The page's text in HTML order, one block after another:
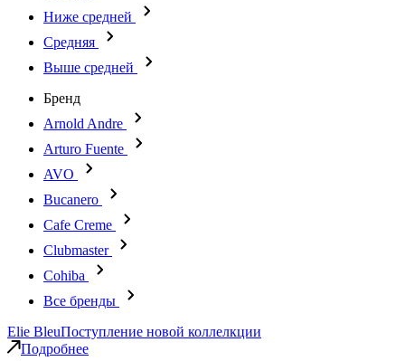
Ниже средней
Средняя
Выше средней
Бренд
Arnold Andre
Arturo Fuente
AVO
Bucanero
Cafe Creme
Clubmaster
Cohiba
Все бренды
Elie BleuПоступление новой коллелкции
Подробнее